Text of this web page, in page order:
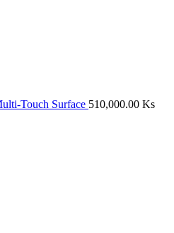
Touch Surface 510,000.00 Ks